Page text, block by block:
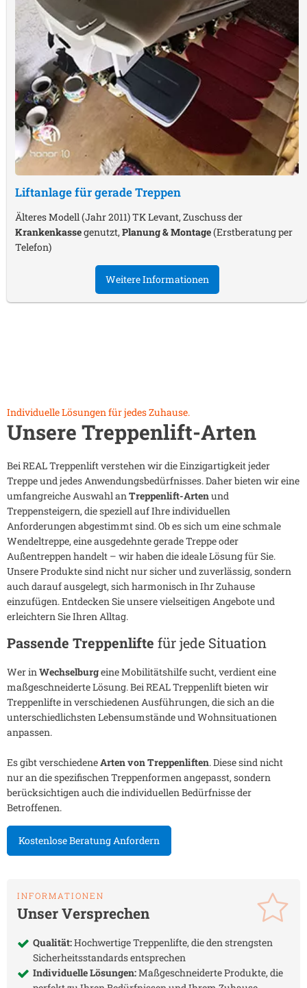
Liftanlage für gerade Treppen
Älteres Modell (Jahr 2011) TK Levant, Zuschuss der
Krankenkassegenutzt,Planung & Montage(Erstberatung per
Telefon)
Weitere Informationen
Individuelle Lösungen für jedes Zuhause.
Unsere Treppenlift-Arten
Bei REAL Treppenlift verstehen wir die Einzigartigkeit jeder
Treppe und jedes Anwendungsbedürfnisses. Daher bieten wir eine
umfangreiche Auswahl anTreppenlift-Artenund
Treppensteigern, die speziell auf Ihre individuellen
Anforderungen abgestimmt sind. Ob es sich um eine schmale
Wendeltreppe, eine ausgedehnte gerade Treppe oder
Außentreppen handelt – wir haben die ideale Lösung für Sie.
Unsere Produkte sind nicht nur sicher und zuverlässig, sondern
auch darauf ausgelegt, sich harmonisch in Ihr Zuhause
einzufügen. Entdecken Sie unsere vielseitigen Angebote und
erleichtern Sie Ihren Alltag.
Passende Treppenlifte für jede Situation
Wer inWechselburgeine Mobilitätshilfe sucht, verdient eine
maßgeschneiderte Lösung. Bei REAL Treppenlift bieten wir
Treppenlifte in verschiedenen Ausführungen, die sich an die
unterschiedlichsten Lebensumstände und Wohnsituationen
anpassen.
Es gibt verschiedeneArten von Treppenliften. Diese sind nicht
nur an die spezifischen Treppenformen angepasst, sondern
berücksichtigen auch die individuellen Bedürfnisse der
Betroffenen.
Kostenlose Beratung Anfordern
INFORMATIONEN
Unser Versprechen
Qualität:Hochwertige Treppenlifte, die den strengsten
Sicherheitsstandards entsprechen
Individuelle Lösungen:Maßgeschneiderte Produkte, die